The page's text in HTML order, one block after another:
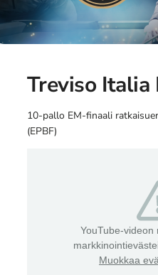
Treviso Italia
10-pallo EM-finaali
(EPBF)
YouTube-videon
Muokkaa